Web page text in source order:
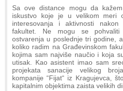
Sa ove distance mogu da
iskustvo koje je u velikom meri
interesovanja i aktivnosti
fakultet. Ne mogu se pohvaliti
ostvarenja u poslednje tri godine,
koliko radim na Građevinskom
kojima sam najviše naučio i koja
utisak. Kao asistent imao sam
projekata sanacije velikog
kompanije “Fijat“ iz Kragujevca,
kapitalnim objektima zaista velikih